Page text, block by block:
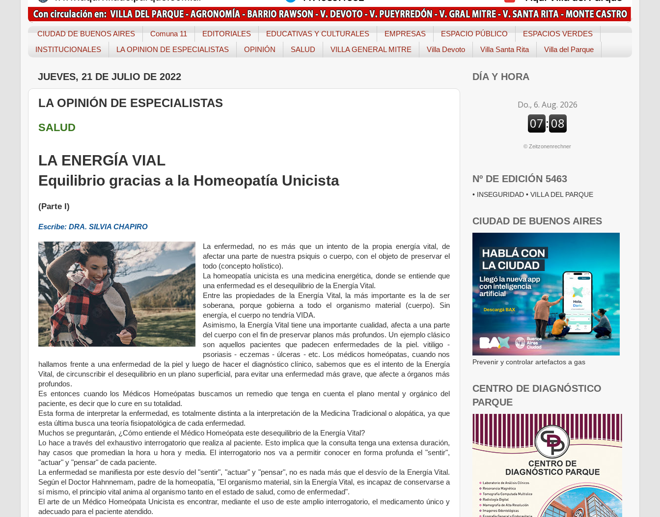
CIUDAD DE BUENOS AIRES Comuna 11 EDITORIALES EDUCATIVAS Y CULTURALES EMPRESAS ESPACIO PÚBLICO
ESPACIOS VERDES
INSTITUCIONALES
LA OPINION DE ESPECIALISTAS OPINIÓN SALUD VILLA GENERAL MITRE Villa Devoto Villa Santa Rita Villa del Parque
JUEVES, 21 DE JULIO DE 2022
LA OPINIÓN DE ESPECIALISTAS
SALUD
LA ENERGÍA VIAL
Equilibrio gracias a la Homeopatía Unicista
(Parte I)
Escribe: DRA. SILVIA CHAPIRO
La enfermedad, no es más que un intento de la propia energía vital, de
afectar una parte de nuestra psiquis o cuerpo, con el objeto de preservar el
todo (concepto holístico).
La homeopatía unicista es una medicina energética, donde se entiende que
una enfermedad es el desequilibrio de la Energía Vital.
Entre las propiedades de la Energía Vital, la más importante es la de ser
soberana, porque gobierna a todo el organismo material (cuerpo). Sin
energía, el cuerpo no tendría VIDA.
Asimismo, la Energía Vital tiene una importante cualidad, afecta a una parte
del cuerpo con el fin de preservar planos más profundos. Un ejemplo clásico
son aquellos pacientes que padecen enfermedades de la piel. vitiligo -
psoriasis - eczemas - úlceras - etc. Los médicos homeópatas, cuando nos
hallamos frente a una enfermedad de la piel y luego de hacer el diagnóstico clínico, sabemos que es el intento de la Energía
Vital, de circunscribir el desequilibrio en un plano superficial, para evitar una enfermedad más grave, que afecte a órganos más
profundos.
Es entonces cuando los Médicos Homeópatas buscamos un remedio que tenga en cuenta el plano mental y orgánico del
paciente, es decir que lo cure en su totalidad.
Esta forma de interpretar la enfermedad, es totalmente distinta a la interpretación de la Medicina Tradicional o alopática, ya que
esta última busca una teoría fisiopatológica de cada enfermedad.
Muchos se preguntarán, ¿Cómo entiende el Médico Homeópata este desequilibrio de la Energía Vital?
Lo hace a través del exhaustivo interrogatorio que realiza al paciente. Esto implica que la consulta tenga una extensa duración,
hay casos que promedian la hora u hora y media. El interrogatorio nos va a permitir conocer en forma profunda el "sentir",
"actuar" y "pensar" de cada paciente.
La enfermedad se manifiesta por este desvío del "sentir", "actuar" y "pensar", no es nada más que el desvío de la Energía Vital.
Según el Doctor Hahnnemam, padre de la homeopatía, "El organismo material, sin la Energía Vital, es incapaz de conservarse a
sí mismo, el principio vital anima al organismo tanto en el estado de salud, como de enfermedad".
El arte de un Médico Homeópata Unicista es encontrar, mediante el uso de este amplio interrogatorio, el medicamento único y
adecuado para el paciente atendido.
DÍA Y HORA
© Zeitzonenrechner
Nº DE EDICIÓN 5463
• INSEGURIDAD • VILLA DEL PARQUE
CIUDAD DE BUENOS AIRES
Prevenir y controlar artefactos a gas
CENTRO DE DIAGNÓSTICO
PARQUE